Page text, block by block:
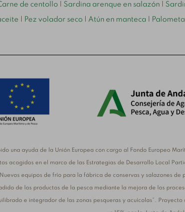
de centollo| Sardina arenque en salazón
Pez volador seco| Atún en manteca
una ayuda de la Unión Europea con cargo al Fondo Europeo
acogidos en el marco de las Estrategias de Desarrollo Local
equipos de frío para la fábrica de conservas y salazones de
de los productos de la pesca mediante la mejora de los
e integrador de las zonas pesqueras y acuícolas”.